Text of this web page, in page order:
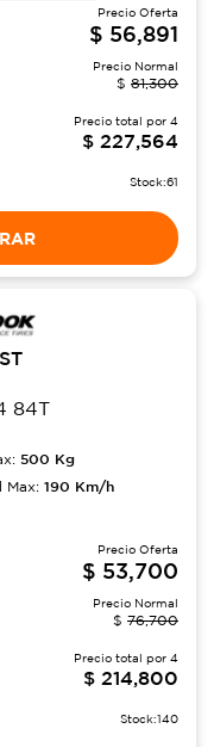
Precio Oferta
$ 56,891
Precio Normal
$ 81,300
Precio total por 4
$ 227,564
Stock:61
84T
500 Kg
Max: 190 Km/h
Precio Oferta
$ 53,700
Precio Normal
$ 76,700
Precio total por 4
$ 214,800
Stock:140